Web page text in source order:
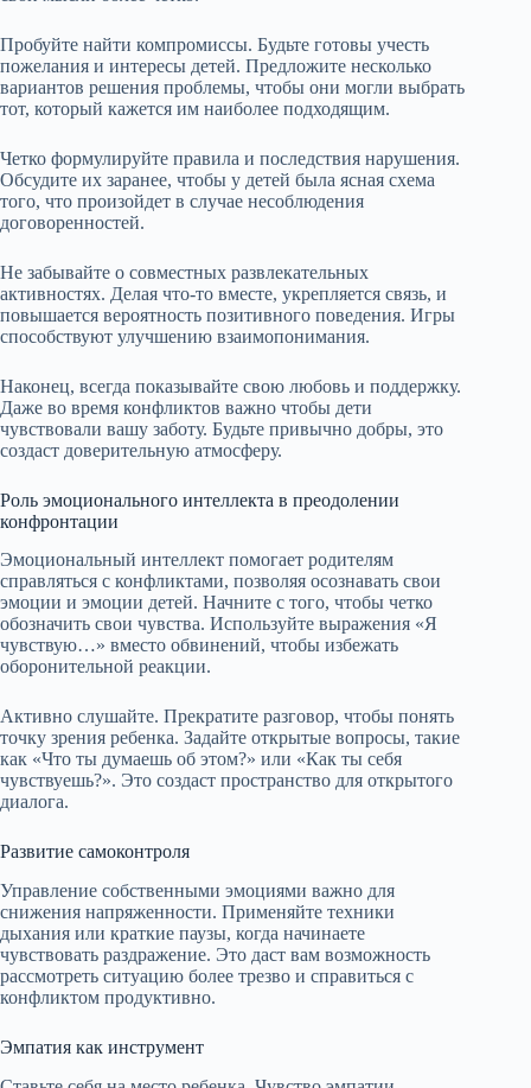
Пробуйте найти компромиссы. Будьте готовы учесть
пожелания и интересы детей. Предложите несколько
вариантов решения проблемы, чтобы они могли выбрать
тот, который кажется им наиболее подходящим.
Четко формулируйте правила и последствия нарушения.
Обсудите их заранее, чтобы у детей была ясная схема
того, что произойдет в случае несоблюдения
договоренностей.
Не забывайте о совместных развлекательных
активностях. Делая что-то вместе, укрепляется связь, и
повышается вероятность позитивного поведения. Игры
способствуют улучшению взаимопонимания.
Наконец, всегда показывайте свою любовь и поддержку.
Даже во время конфликтов важно чтобы дети
чувствовали вашу заботу. Будьте привычно добры, это
создаст доверительную атмосферу.
Роль эмоционального интеллекта в преодолении
конфронтации
Эмоциональный интеллект помогает родителям
справляться с конфликтами, позволяя осознавать свои
эмоции и эмоции детей. Начните с того, чтобы четко
обозначить свои чувства. Используйте выражения «Я
чувствую…» вместо обвинений, чтобы избежать
оборонительной реакции.
Активно слушайте. Прекратите разговор, чтобы понять
точку зрения ребенка. Задайте открытые вопросы, такие
как «Что ты думаешь об этом?» или «Как ты себя
чувствуешь?». Это создаст пространство для открытого
диалога.
Развитие самоконтроля
Управление собственными эмоциями важно для
снижения напряженности. Применяйте техники
дыхания или краткие паузы, когда начинаете
чувствовать раздражение. Это даст вам возможность
рассмотреть ситуацию более трезво и справиться с
конфликтом продуктивно.
Эмпатия как инструмент